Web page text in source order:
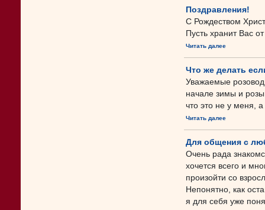
Поздравления!
С Рождеством
Пусть хранит Вас
Читать далее
Что же делать
Уважаемые
начале зимы и
что это не у меня,
Читать далее
Для общения с
Очень рада
хочется всего и
произойти со
Непонятно, как
я для себя уже